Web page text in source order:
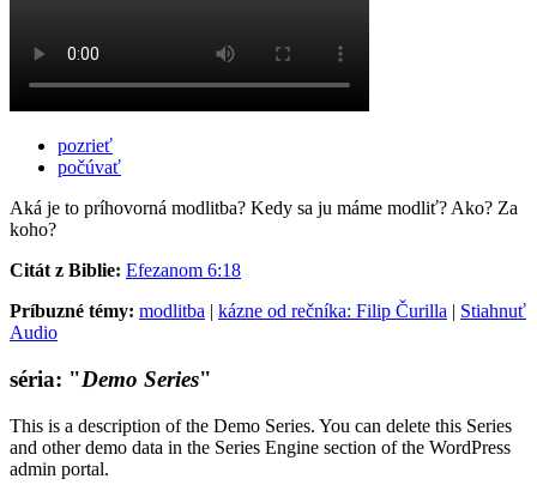
pozrieť
počúvať
Aká je to príhovorná modlitba? Kedy sa ju máme modliť? Ako? Za
koho?
Citát z Biblie: Efezanom 6:18
Príbuzné témy: modlitba | kázne od rečníka: Filip Čurilla | Stiahnuť
Audio
séria: "Demo Series"
This is a description of the Demo Series. You can delete this Series
and other demo data in the Series Engine section of the WordPress
admin portal.